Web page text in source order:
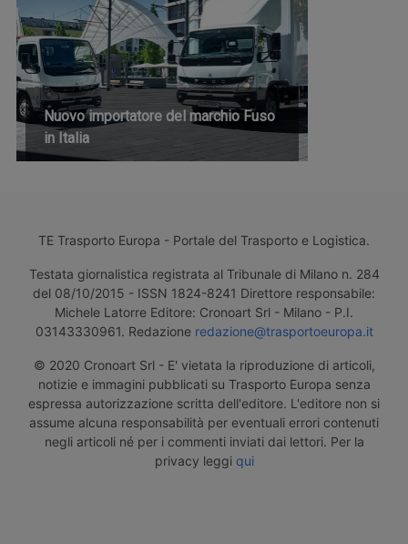
Nuovo importatore del marchio Fuso
in Italia
TE Trasporto Europa - Portale del Trasporto e Logistica.
Testata giornalistica registrata al Tribunale di Milano n. 284
del 08/10/2015 - ISSN 1824-8241 Direttore responsabile:
Michele Latorre Editore: Cronoart Srl - Milano - P.I.
03143330961. Redazione redazione@trasportoeuropa.it
© 2020 Cronoart Srl - E' vietata la riproduzione di articoli,
notizie e immagini pubblicati su Trasporto Europa senza
espressa autorizzazione scritta dell'editore. L'editore non si
assume alcuna responsabilità per eventuali errori contenuti
negli articoli né per i commenti inviati dai lettori. Per la
privacy leggi qui